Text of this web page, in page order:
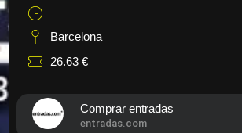
Barcelona
26.63 €
Comprar entradas
entradas.com